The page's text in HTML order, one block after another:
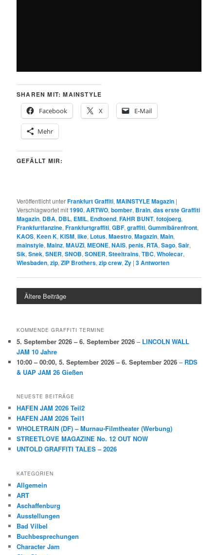
SHAREN MIT: MAINSTYLE
Facebook
X E-Mail
Mehr
GEFÄLLT MIR:
Veröffentlicht unterFrankfurt Graffiti,MAINSTYLE Magazin |
Verschlagwortet mit1990,ARTWO,bomber, Brain,das erste Graffiti
Magazin, DBA, DBL, EMIL, Endtoend,FAHR BUNT,fotojoerg,
Frankfurtfanzine,Frankfurtgraffiti,GBF,graffiti,Gummibärenfront,
KAOS,Keen K,KISM,like, Lotus,Maestro,Magazin,Main,
mainstyle,Mainz,MAUZI,MEONE,NAIS,penis, RTA,Sago,Sair,
Sik,Snek,SNER,SNOB,SONER,Steeltrains,TBC,Wholecar,
Wiesbaden,zip,ZIP Brothers,zip crew,Zy |3Antworten
Ältere Beiträge
KOMMENDE GRAFFITI TERMINE
5. September 2026 – 6. September 2026 – LINCOLN WALL
JAM 10 Jahre
10:00 – 00:00,5. September 2026 – 6. September 2026 – RDS
& UAP JAM 26 Gießen
NEUESTE BEITRÄGE
HAFEN JAM 2026 Teil2
HAFEN JAM 2026 Teil1
WHOLETRAIN (DF) – Murnau-Filmtheater (Werbung)
STREETLOVE MAGAZINE No. 12 OUT NOW
UNTOLD GRAFFITI TALES – 2026
KATEGORIEN
Allgemein
ART
Aschaffenburg
Ausstellungen
Bad Vilbel
Buchbesprechungen
Character Jam